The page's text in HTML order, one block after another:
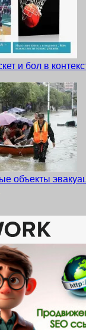
и бол в
объекты